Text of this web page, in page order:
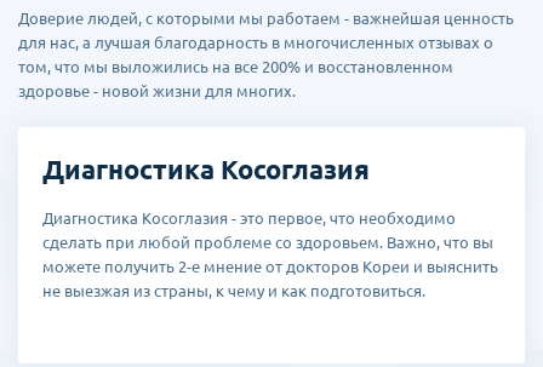
Доверие людей, с которыми мы работаем - важнейшая ценность
для нас, а лучшая благодарность в многочисленных отзывах о
том, что мы выложились на все 200% и восстановленном
здоровье - новой жизни для многих.
Диагностика Косоглазия
Диагностика Косоглазия - это первое, что необходимо
сделать при любой проблеме со здоровьем. Важно, что вы
можете получить 2-е мнение от докторов Кореи и выяснить
не выезжая из страны, к чему и как подготовиться.